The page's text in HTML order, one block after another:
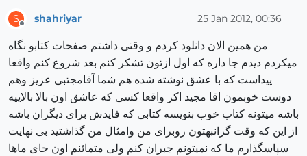
S shahriyar 25 Jan 2012, 00:36
من همین الان دانلود کردم و وقتی داشتم صفحات کتابو نگاه
میکردم دیدم جا داره که اول ازتون تشکر کنم بعد شروع کنم واقعا
پیداست که با عشق نوشته شده هم شما آقامجتبی عزیز وهم
دوست خوبمون اقا مجید اکر واقعا کسی که عاشق اون بالا بالاییه
باشه میتونه کتاب خوب بنویسه کتابی که فایدش برای دیگران باشه
از این که وقت گرانبهتون روبرای من وامثال من گذاشتید بی نهایت
سپاسگذارم ما که نمیتونم جبران کنم ولی متمائنم اون جای ماها